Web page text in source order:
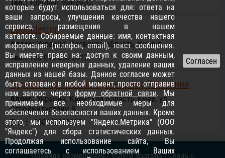
Тел.:+38(044) 594-29-32
Zoomdesign
Адрес:Украина, Киевская область, Киев г.
Тел.:+38 095 050 6912
Первая Украинская Сувенирная Компания
Адрес:Украина, Киевская область, Киев, ул.
Стройиндустрии 9
Тел.: +380442283990
Правила размещения|Услуги портала|Связь с
которые будут использоваться для: ответа на
ваши запросы, улучшения качества нашего
сервиса, размещения в нашем
каталоге. Собираемые данные: имя, контактная
информация (телефон, email), текст сообщения.
Вы имеете право на: доступ к своим данным,
исправление неверных данных, удаление ваших
данных из нашей базы. Данное согласие может
быть отозвано в любой момент, просто отправив
нам запрос черезформу обратной связи. Мы
принимаем все необходимые меры для
обеспечения безопасности ваших данных. Кроме
этого, мы используем "Яндекс.Метрика" (ООО
"Яндекс") для сбора статистических данных.
Продолжая использование сайта, Вы
соглашаетесь с использованием Ваших